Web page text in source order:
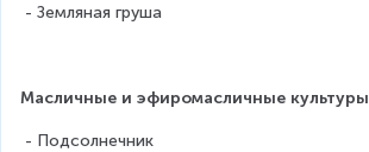
- Земляная груша
Масличные и эфиромасличные культуры
- Подсолнечник